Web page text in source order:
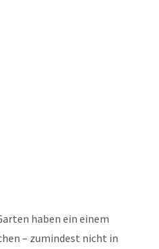
haben ein einem
– zumindest nicht in